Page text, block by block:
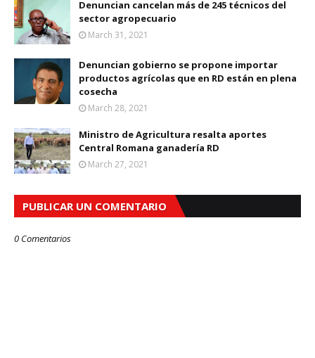
Denuncian cancelan más de 245 técnicos del
sector agropecuario
March 31, 2021
Denuncian gobierno se propone importar
productos agrícolas que en RD están en plena
cosecha
March 28, 2021
Ministro de Agricultura resalta aportes
Central Romana ganadería RD
March 27, 2021
PUBLICAR UN COMENTARIO
0 Comentarios